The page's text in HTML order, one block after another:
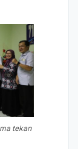
tekan